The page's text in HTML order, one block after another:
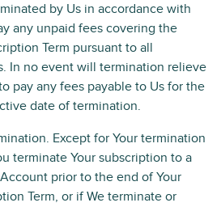
by Us in accordance with
any unpaid fees covering the
Term pursuant to all
In no event will termination relieve
pay any fees payable to Us for the
date of termination.
Except for Your termination
terminate Your subscription to a
prior to the end of Your
Term, or if We terminate or